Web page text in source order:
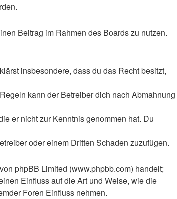
Beitrag im Rahmen des Boards zu nutzen.
insbesondere, dass du das Recht besitzt,
kann der Betreiber dich nach Abmahnung
er nicht zur Kenntnis genommen hat. Du
oder einem Dritten Schaden zuzufügen.
phpBB Limited (www.phpbb.com) handelt;
Einfluss auf die Art und Weise, wie die
Foren Einfluss nehmen.